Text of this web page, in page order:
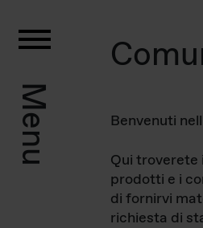
Menu Benvenuti
Qui troverete
prodotti e i
di fornirvi
richiesta di